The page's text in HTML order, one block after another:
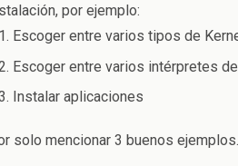
por ejemplo:
Escoger entre varios tipos de
Escoger entre varios intérpretes
Instalar aplicaciones
solo mencionar 3 buenos